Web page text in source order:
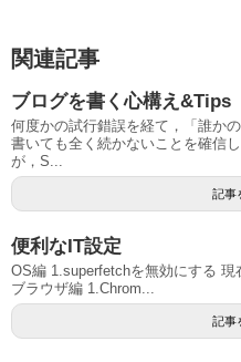
関連記事
ブログを書く心構え&Tips
何度かの試行錯誤を経て，「誰か
書いても全く続かないことを確信
が，S...
記事
便利なIT設定
OS編 1.superfetchを無効にする
ブラウザ編 1.Chrom...
記事